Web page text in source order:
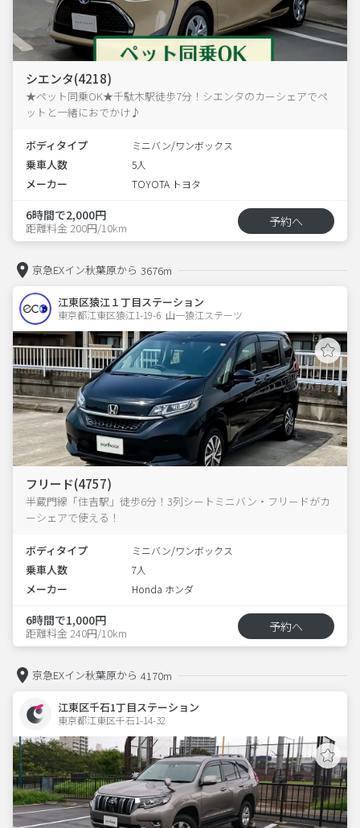
シエンタ(4218)
★ペット同乗OK★千駄木駅徒歩7分！シエンタのカーシェアでペ
ットと一緒におでかけ♪
ボディタイプ ミニバン/ワンボックス
乗車人数 5人
メーカー TOYOTA トヨタ
6時間で2,000円
距離料金 200円/10km 予約へ
京急EXイン秋葉原から 3676m
江東区猿江１丁目ステーション
東京都江東区猿江1-19-6  山一猿江ステーツ
フリード(4757)
半蔵門線「住吉駅」徒歩6分！3列シートミニバン・フリードがカ
ーシェアで使える！
ボディタイプ ミニバン/ワンボックス
乗車人数 7人
メーカー Honda ホンダ
6時間で1,000円
距離料金 240円/10km 予約へ
京急EXイン秋葉原から 4170m
江東区千石1丁目ステーション
東京都江東区千石1-14-32